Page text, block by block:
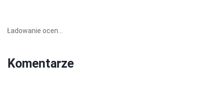
Ładowanie ocen...
Komentarze